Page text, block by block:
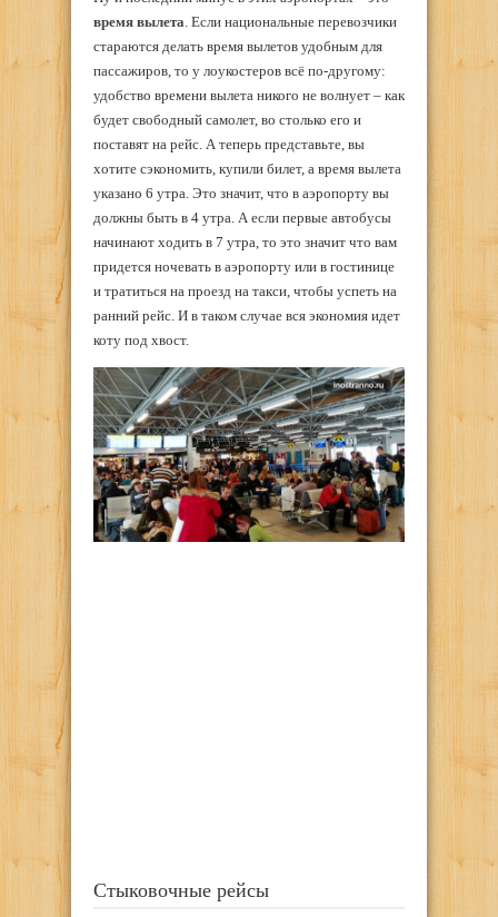
время вылета. Если национальные перевозчики
стараются делать время вылетов удобным для
пассажиров, то у лоукостеров всё по-другому:
удобство времени вылета никого не волнует – как
будет свободный самолет, во столько его и
поставят на рейс. А теперь представьте, вы
хотите сэкономить, купили билет, а время вылета
указано 6 утра. Это значит, что в аэропорту вы
должны быть в 4 утра. А если первые автобусы
начинают ходить в 7 утра, то это значит что вам
придется ночевать в аэропорту или в гостинице
и тратиться на проезд на такси, чтобы успеть на
ранний рейс. И в таком случае вся экономия идет
коту под хвост.
Стыковочные рейсы